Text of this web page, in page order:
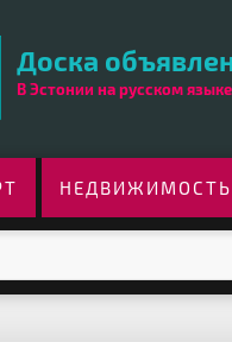
Доска
В Эстонии на русском языке
НЕДВИЖИМОСТЬ